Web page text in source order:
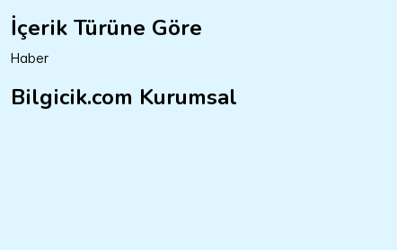
İçerik Türüne Göre
Haber
Bilgicik.com Kurumsal